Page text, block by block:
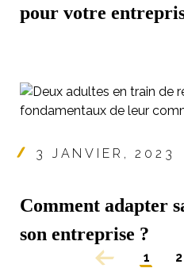
pour votre
3 JANVIER, 2023
Comment adapter
son entreprise ?
1 2